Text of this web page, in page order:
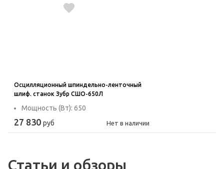
Осцилляционный шпиндельно-ленточный
шлиф. станок Зубр СШО-650Л
Мощность (Вт): 650
27 830 руб Нет в наличии
Статьи и обзоры